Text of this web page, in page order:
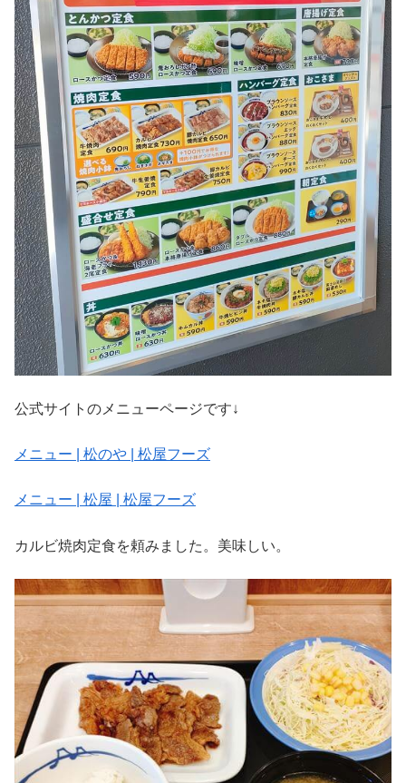
公式サイトのメニューページです↓
メニュー | 松のや | 松屋フーズ
メニュー | 松屋 | 松屋フーズ
カルビ焼肉定食を頼みました。美味しい。